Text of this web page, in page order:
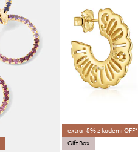
extra -5% z kodem: OFF*
Gift Box